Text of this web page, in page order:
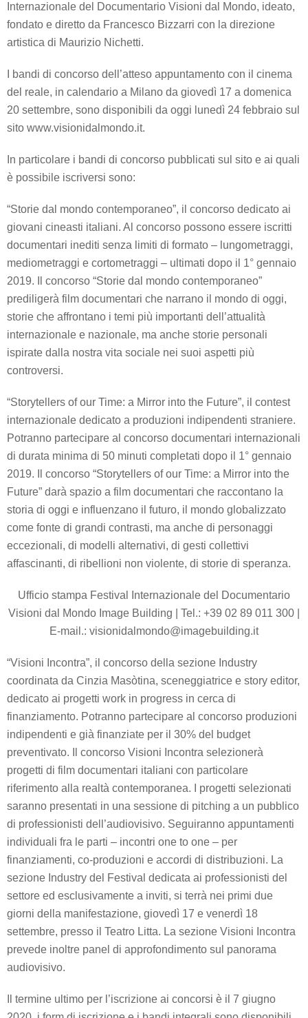
Internazionale del Documentario Visioni dal Mondo, ideato,
fondato e diretto da Francesco Bizzarri con la direzione
artistica di Maurizio Nichetti.
I bandi di concorso dell’atteso appuntamento con il cinema
del reale, in calendario a Milano da giovedì 17 a domenica
20 settembre, sono disponibili da oggi lunedì 24 febbraio sul
sito www.visionidalmondo.it.
In particolare i bandi di concorso pubblicati sul sito e ai quali
è possibile iscriversi sono:
“Storie dal mondo contemporaneo”, il concorso dedicato ai
giovani cineasti italiani. Al concorso possono essere iscritti
documentari inediti senza limiti di formato – lungometraggi,
mediometraggi e cortometraggi – ultimati dopo il 1° gennaio
2019. Il concorso “Storie dal mondo contemporaneo”
prediligerà film documentari che narrano il mondo di oggi,
storie che affrontano i temi più importanti dell’attualità
internazionale e nazionale, ma anche storie personali
ispirate dalla nostra vita sociale nei suoi aspetti più
controversi.
“Storytellers of our Time: a Mirror into the Future”, il contest
internazionale dedicato a produzioni indipendenti straniere.
Potranno partecipare al concorso documentari internazionali
di durata minima di 50 minuti completati dopo il 1° gennaio
2019. Il concorso “Storytellers of our Time: a Mirror into the
Future” darà spazio a film documentari che raccontano la
storia di oggi e influenzano il futuro, il mondo globalizzato
come fonte di grandi contrasti, ma anche di personaggi
eccezionali, di modelli alternativi, di gesti collettivi
affascinanti, di ribellioni non violente, di storie di speranza.
Ufficio stampa Festival Internazionale del Documentario
Visioni dal Mondo Image Building | Tel.: +39 02 89 011 300 |
E-mail.: visionidalmondo@imagebuilding.it
“Visioni Incontra”, il concorso della sezione Industry
coordinata da Cinzia Masòtina, sceneggiatrice e story editor,
dedicato ai progetti work in progress in cerca di
finanziamento. Potranno partecipare al concorso produzioni
indipendenti e già finanziate per il 30% del budget
preventivato. Il concorso Visioni Incontra selezionerà
progetti di film documentari italiani con particolare
riferimento alla realtà contemporanea. I progetti selezionati
saranno presentati in una sessione di pitching a un pubblico
di professionisti dell’audiovisivo. Seguiranno appuntamenti
individuali fra le parti – incontri one to one – per
finanziamenti, co-produzioni e accordi di distribuzioni. La
sezione Industry del Festival dedicata ai professionisti del
settore ed esclusivamente a inviti, si terrà nei primi due
giorni della manifestazione, giovedì 17 e venerdì 18
settembre, presso il Teatro Litta. La sezione Visioni Incontra
prevede inoltre panel di approfondimento sul panorama
audiovisivo.
Il termine ultimo per l’iscrizione ai concorsi è il 7 giugno